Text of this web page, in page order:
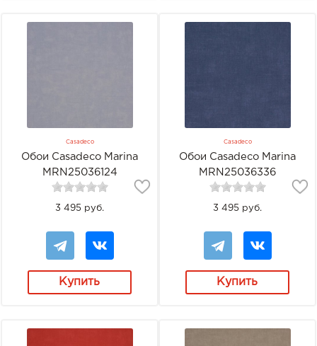
Casadeco
Обои Casadeco Marina
MRN25036124
3 495 руб.
Купить
Casadeco
Обои Casadeco Marina
MRN25036336
3 495 руб.
Купить